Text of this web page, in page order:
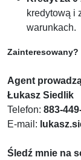
kredytową i
warunkach.
Agent
Łukasz Siedlik
Telefon: 883-
E-mail:
Śledź mnie na